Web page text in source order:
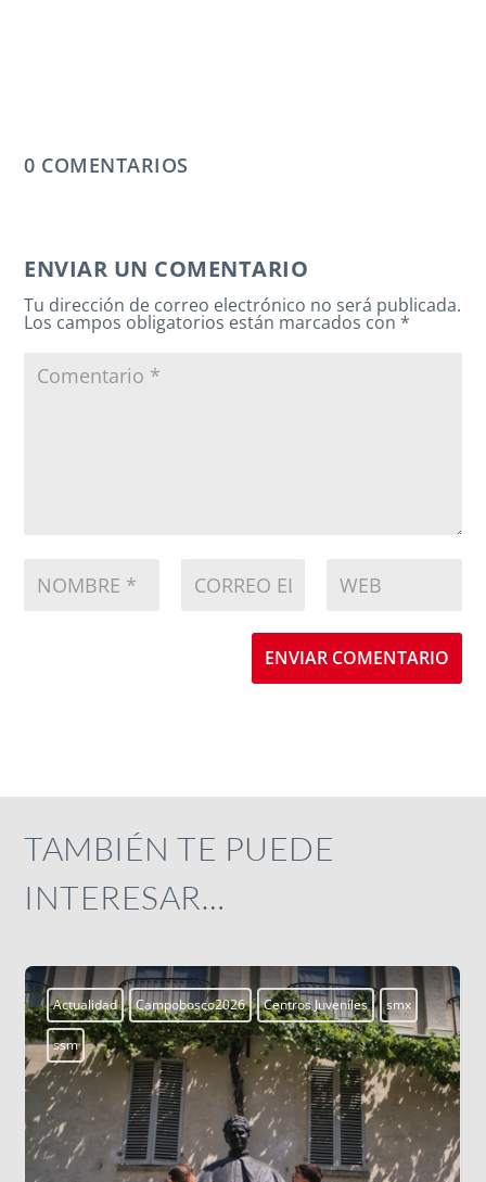
0 COMENTARIOS
ENVIAR UN COMENTARIO
Tu dirección de correo electrónico no será publicada.
Los campos obligatorios están marcados con*
ENVIAR COMENTARIO
TAMBIÉN TE PUEDE
INTERESAR…
Aprendiendo a vivir Blogs